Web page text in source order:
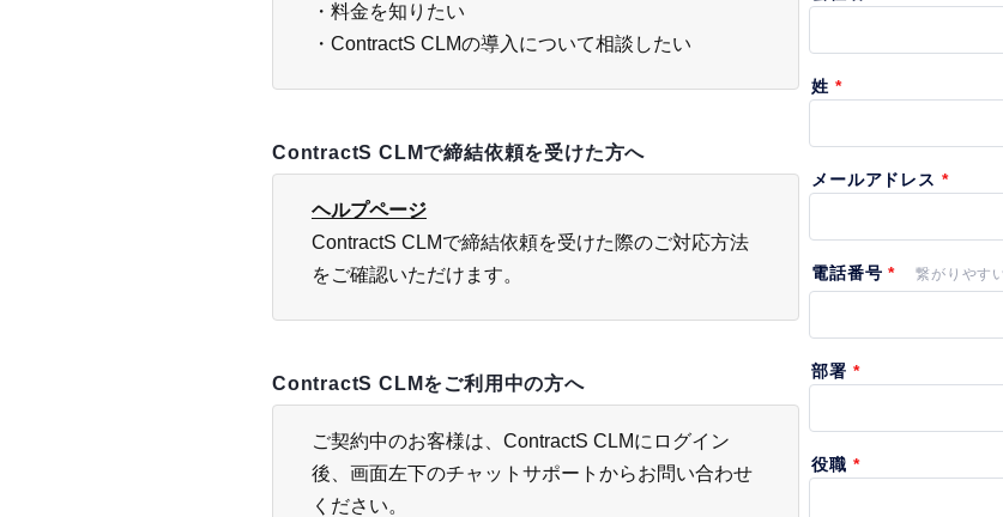
・料金を知りたい
・ContractS CLMの導入について相談したい
ContractS CLMで締結依頼を受けた方へ
ヘルプページ
ContractS CLMで締結依頼を受けた際のご対応方法
をご確認いただけます。
ContractS CLMをご利用中の方へ
ご契約中のお客様は、ContractS CLMにログイン
後、画面左下のチャットサポートからお問い合わせ
ください。